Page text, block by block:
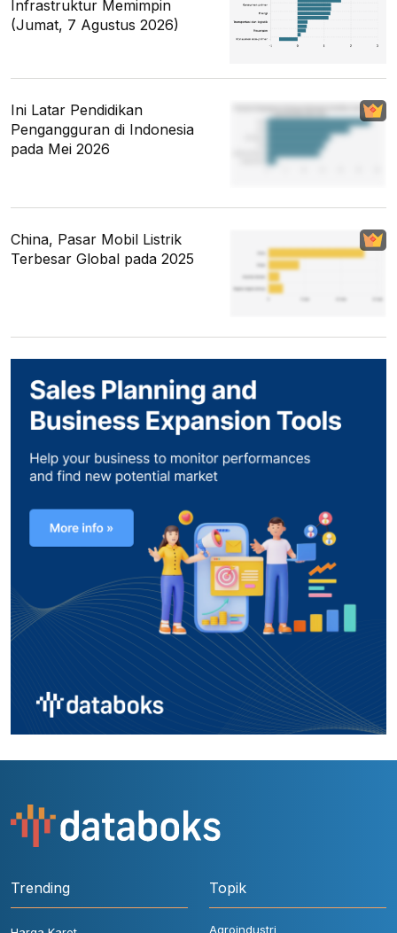
Infrastruktur Memimpin
(Jumat, 7 Agustus 2026)
Ini Latar Pendidikan
Pengangguran di Indonesia
pada Mei 2026
China, Pasar Mobil Listrik
Terbesar Global pada 2025
Trending Topik
Agroindustri